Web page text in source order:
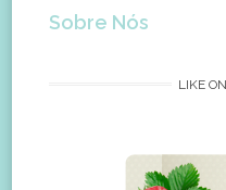
Sobre Nós
LIKE ON